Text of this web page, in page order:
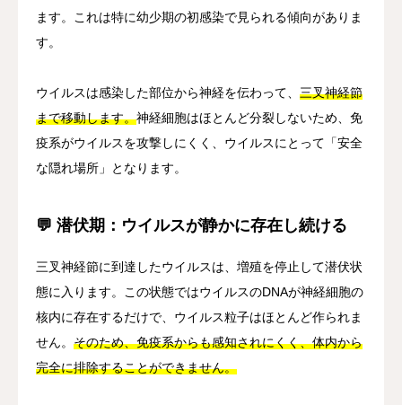
ます。これは特に幼少期の初感染で見られる傾向がありま
す。
ウイルスは感染した部位から神経を伝わって、 三叉神経節
まで移動します。神経細胞はほとんど分裂しないため、免
疫系がウイルスを攻撃しにくく、ウイルスにとって「安全
な隠れ場所」となります。
💬 潜伏期：ウイルスが静かに存在し続ける
三叉神経節に到達したウイルスは、増殖を停止して潜伏状
態に入ります。この状態ではウイルスのDNAが神経細胞の
核内に存在するだけで、ウイルス粒子はほとんど作られま
せん。 そのため、免疫系からも感知されにくく、体内から
完全に排除することができません。